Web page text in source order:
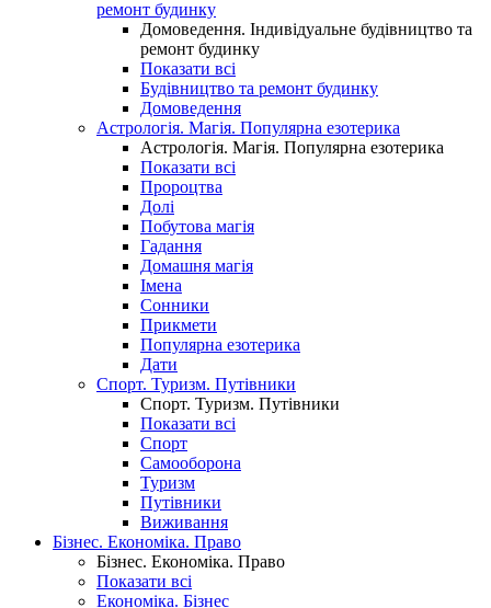
ремонт будинку
Домоведення. Індивідуальне будівництво та
ремонт будинку
Показати всі
Будівництво та ремонт будинку
Домоведення
Астрологія. Магія. Популярна езотерика
Астрологія. Магія. Популярна езотерика
Показати всі
Пророцтва
Долі
Побутова магія
Гадання
Домашня магія
Імена
Сонники
Прикмети
Популярна езотерика
Дати
Спорт. Туризм. Путівники
Спорт. Туризм. Путівники
Показати всі
Спорт
Самооборона
Туризм
Путівники
Виживання
Бізнес. Економіка. Право
Бізнес. Економіка. Право
Показати всі
Економіка. Бізнес